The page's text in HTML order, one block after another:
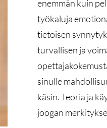
enemmän kuin
työkaluja
tietoisen
turvallisen ja
sinulle
käsin. Teoria ja
joogan